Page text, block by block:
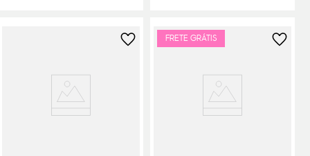
FRETE GRÁTIS